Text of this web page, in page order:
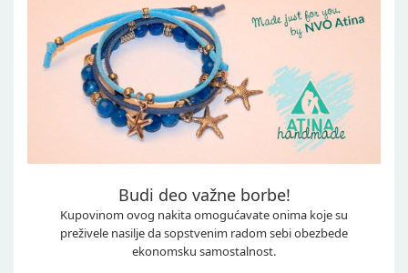
Budi deo važne borbe!
Kupovinom ovog nakita omogućavate onima koje su
preživele nasilje da sopstvenim radom sebi obezbede
ekonomsku samostalnost.